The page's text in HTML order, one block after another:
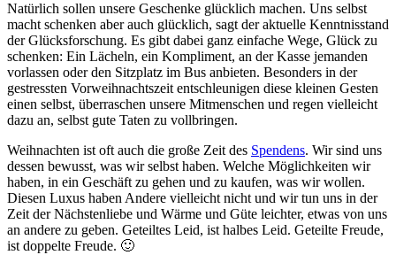
Natürlich sollen unsere Geschenke glücklich machen. Uns selbst
macht schenken aber auch glücklich, sagt der aktuelle Kenntnisstand
der Glücksforschung. Es gibt dabei ganz einfache Wege, Glück zu
schenken: Ein Lächeln, ein Kompliment, an der Kasse jemanden
vorlassen oder den Sitzplatz im Bus anbieten. Besonders in der
gestressten Vorweihnachtszeit entschleunigen diese kleinen Gesten
einen selbst, überraschen unsere Mitmenschen und regen vielleicht
dazu an, selbst gute Taten zu vollbringen.
Weihnachten ist oft auch die große Zeit des Spendens. Wir sind uns
dessen bewusst, was wir selbst haben. Welche Möglichkeiten wir
haben, in ein Geschäft zu gehen und zu kaufen, was wir wollen.
Diesen Luxus haben Andere vielleicht nicht und wir tun uns in der
Zeit der Nächstenliebe und Wärme und Güte leichter, etwas von uns
an andere zu geben. Geteiltes Leid, ist halbes Leid. Geteilte Freude,
ist doppelte Freude. 🙂